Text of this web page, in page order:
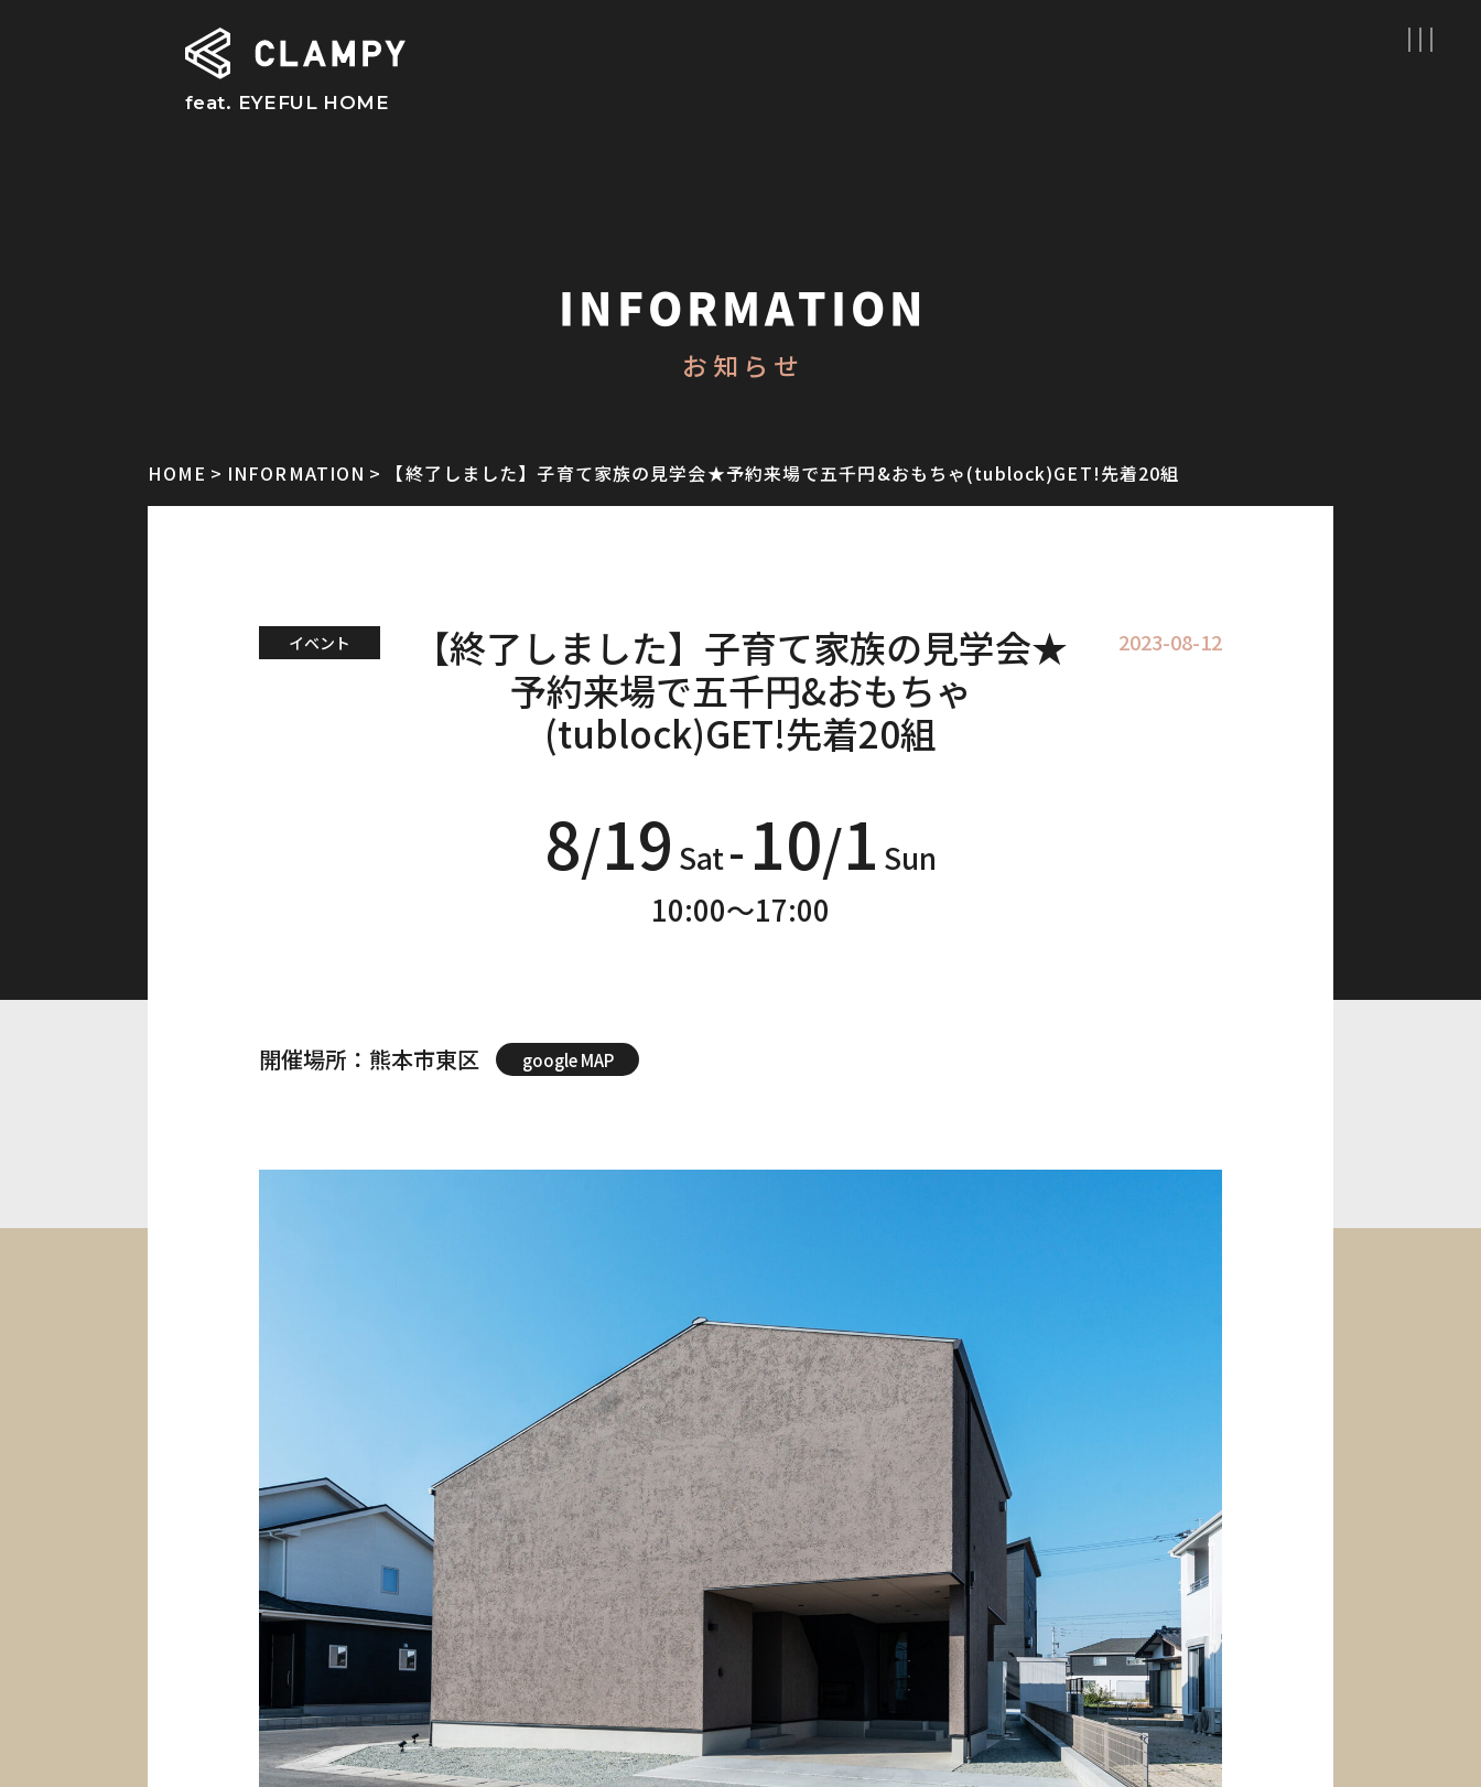
feat. EYEFUL HOME
INFORMATION
お知らせ
HOME INFORMATION 【終了しました】子育て家族の見学会★予約来場で五千円&おもちゃ(tublock)GET!先着20組
イベント 2023-08-12
【終了しました】子育て家族の見学会★
予約来場で五千円&おもちゃ
(tublock)GET!先着20組
8/19 Sat-10/1 Sun
10:00～17:00
開催場所 熊本市東区 google MAP